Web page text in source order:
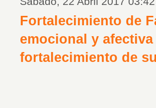
Fortalecimiento de
emocional y
fortalecimiento de